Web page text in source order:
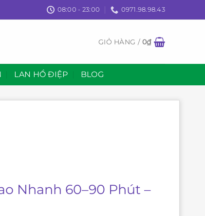
08:00 - 23:00 0971.98.98.43
GIỎ HÀNG /0₫
LAN HỒ ĐIỆP BLOG
Nhanh 60–90 Phút –